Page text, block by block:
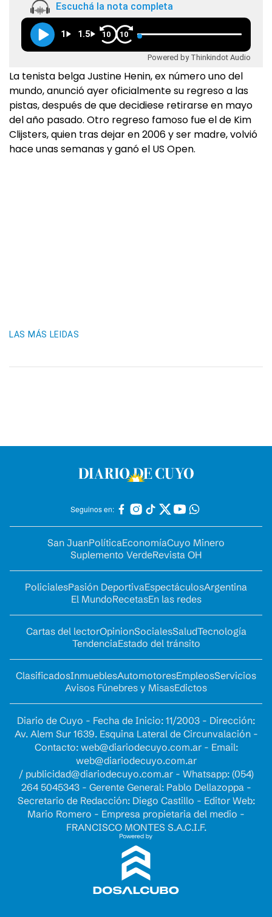
Escuchá la nota completa
1 1.5 10 10
Powered by Thinkindot Audio
La tenista belga Justine Henin, ex número uno del
mundo, anunció ayer oficialmente su regreso a las
pistas, después de que decidiese retirarse en mayo
del año pasado. Otro regreso famoso fue el de Kim
Clijsters, quien tras dejar en 2006 y ser madre, volvió
hace unas semanas y ganó el US Open.
LAS MÁS LEIDAS
Seguinos en:
San JuanPolíticaEconomíaCuyo Minero
Suplemento VerdeRevista OH
PolicialesPasión DeportivaEspectáculosArgentina
El MundoRecetasEn las redes
Cartas del lectorOpinionSocialesSaludTecnología
TendenciaEstado del tránsito
ClasificadosInmueblesAutomotoresEmpleosServicios
Avisos Fúnebres y MisasEdictos
Diario de Cuyo - Fecha de Inicio: 11/2003 - Dirección:
Av. Alem Sur 1639. Esquina Lateral de Circunvalación -
Contacto: web@diariodecuyo.com.ar- Email:
web@diariodecuyo.com.ar
/ publicidad@diariodecuyo.com.ar- Whatsapp: (054)
264 5045343 - Gerente General: Pablo Dellazoppa -
Secretario de Redacción: Diego Castillo - Editor Web:
Mario Romero - Empresa propietaria del medio -
FRANCISCO MONTES S.A.C.I.F.